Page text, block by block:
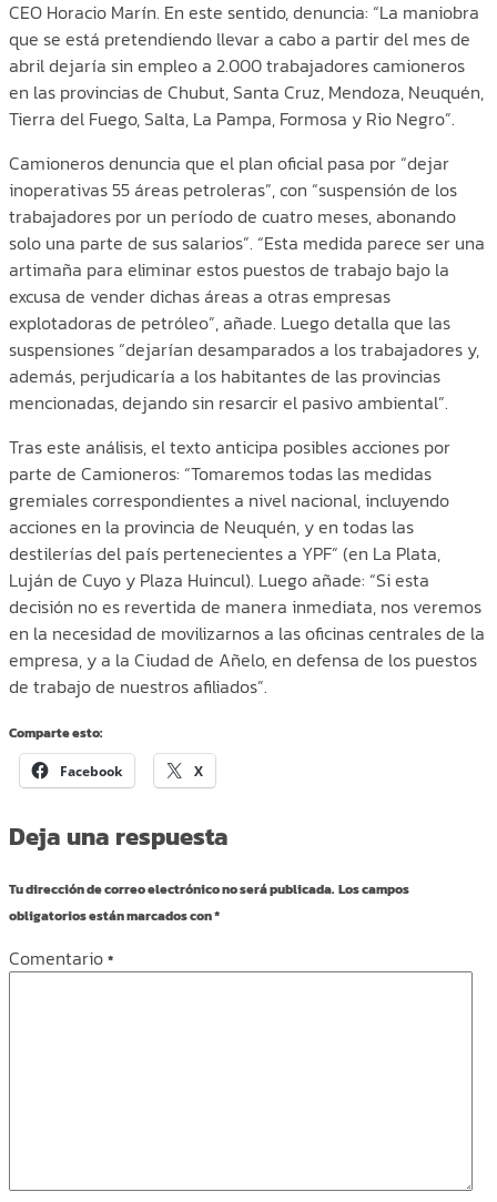
CEO Horacio Marín. En este sentido, denuncia: “La maniobra
que se está pretendiendo llevar a cabo a partir del mes de
abril dejaría sin empleo a 2.000 trabajadores camioneros
en las provincias de Chubut, Santa Cruz, Mendoza, Neuquén,
Tierra del Fuego, Salta, La Pampa, Formosa y Rio Negro”.
Camioneros denuncia que el plan oficial pasa por “dejar
inoperativas 55 áreas petroleras”, con “suspensión de los
trabajadores por un período de cuatro meses, abonando
solo una parte de sus salarios”. “Esta medida parece ser una
artimaña para eliminar estos puestos de trabajo bajo la
excusa de vender dichas áreas a otras empresas
explotadoras de petróleo”, añade. Luego detalla que las
suspensiones “dejarían desamparados a los trabajadores y,
además, perjudicaría a los habitantes de las provincias
mencionadas, dejando sin resarcir el pasivo ambiental”.
Tras este análisis, el texto anticipa posibles acciones por
parte de Camioneros: “Tomaremos todas las medidas
gremiales correspondientes a nivel nacional, incluyendo
acciones en la provincia de Neuquén, y en todas las
destilerías del país pertenecientes a YPF” (en La Plata,
Luján de Cuyo y Plaza Huincul). Luego añade: “Si esta
decisión no es revertida de manera inmediata, nos veremos
en la necesidad de movilizarnos a las oficinas centrales de la
empresa, y a la Ciudad de Añelo, en defensa de los puestos
de trabajo de nuestros afiliados”.
Comparte esto:
Facebook X
Deja una respuesta
Tu dirección de correo electrónico no será publicada. Los campos
obligatorios están marcados con*
Comentario *